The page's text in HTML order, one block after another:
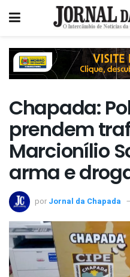
Chapada:
prendem
Marcionílio
arma e
por Jornal da Chapada